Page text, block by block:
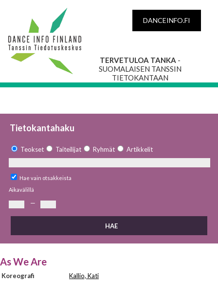
DANCEINFO.FI
TERVETULOA TANKA -
SUOMALAISEN TANSSIN
TIETOKANTAAN
Tietokantahaku
Teokset Taiteilijat Ryhmät Artikkelit
Hae vain otsakkeista
Aikavälillä
—
As We Are
Koreografi
Kallio, Kati